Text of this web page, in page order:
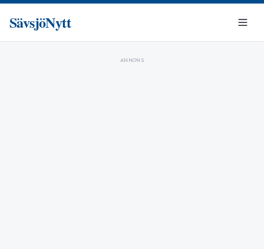
SävsjöNytt
ANNONS